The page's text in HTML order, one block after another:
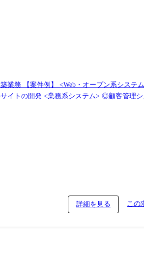
テム開発
発 ◎医療・福祉系
詳細を見る この